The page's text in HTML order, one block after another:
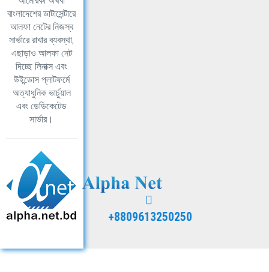
বাংলাদেশের ডাটাসেন্টারে
আলফা নেটের নিজস্ব
সার্ভারে রাখার ব্যবস্থা,
এছাড়াও আলফা নেট
দিচ্ছে লিনাক্স এবং
উইন্ডোস প্লাটফর্মে
অত্যাধুনিক ভার্চুয়াল
এবং ডেডিকেটেড
সার্ভার।
+8809613250250